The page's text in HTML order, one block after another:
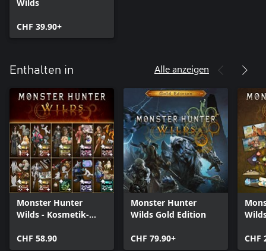
Wilds
CHF 39.90+
Enthalten in Alle anzeigen
Monster Hunter
Wilds - Kosmetik-
CHF 58.90
Monster Hunter
Wilds Gold Edition
CHF 79.90+
CHF